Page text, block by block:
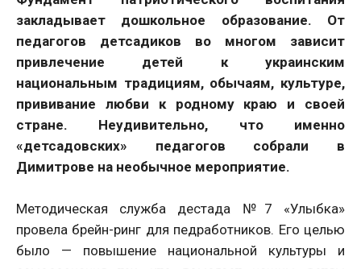
закладывает дошкольное образование. От
педагогов детсадиков во многом зависит
привлечение детей к украинским
национальным традициям, обычаям, культуре,
прививание любви к родному краю и своей
стране. Неудивительно, что именно
«детсадовских» педагогов собрали в
Димитрове на необычное мероприятие.
Методическая служба дестада №7 «Улыбка»
провела брейн-ринг для педработников. Его целью
было — повышение национальной культуры и